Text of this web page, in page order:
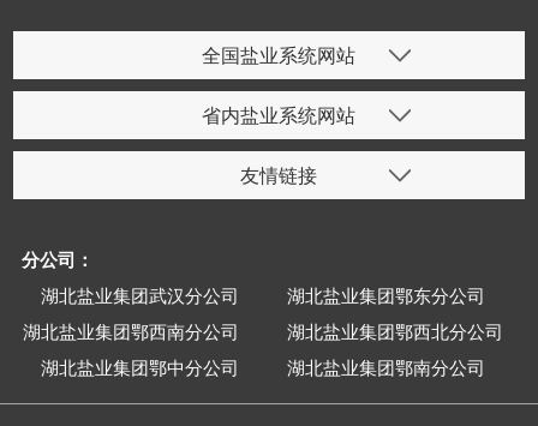
全国盐业系统网站
省内盐业系统网站
友情链接
分公司：
湖北盐业集团武汉分公司
湖北盐业集团鄂东分公司
湖北盐业集团鄂西南分公司
湖北盐业集团鄂西北分公司
湖北盐业集团鄂中分公司
湖北盐业集团鄂南分公司